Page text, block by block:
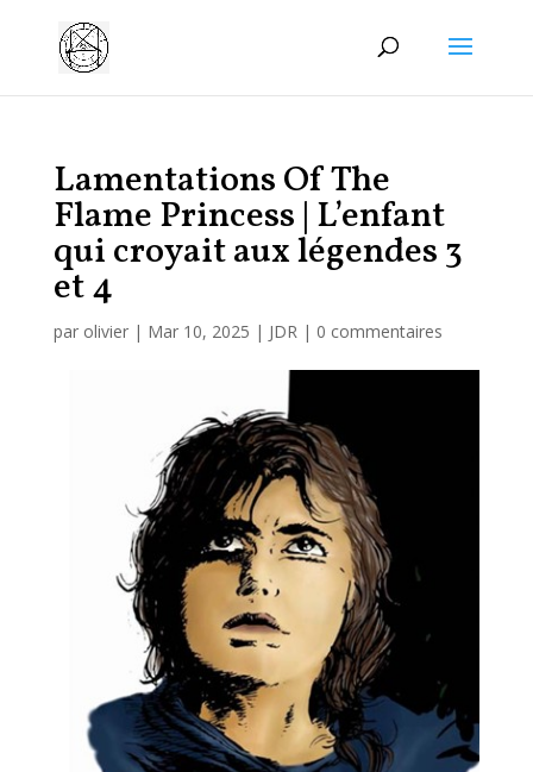
Lamentations Of The
Flame Princess | L’enfant
qui croyait aux légendes 3
et 4
par olivier| Mar 10, 2025 | JDR| 0 commentaires